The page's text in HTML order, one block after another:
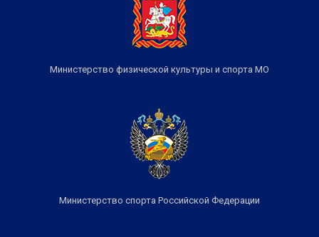
Министерство физической культуры и спорта МО
Министерство спорта Российской Федерации